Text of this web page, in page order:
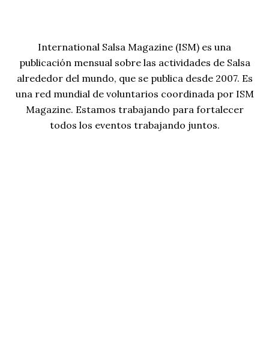
International Salsa Magazine (ISM) es una
publicación mensual sobre las actividades de Salsa
alrededor del mundo, que se publica desde 2007. Es
una red mundial de voluntarios coordinada por ISM
Magazine. Estamos trabajando para fortalecer
todos los eventos trabajando juntos.